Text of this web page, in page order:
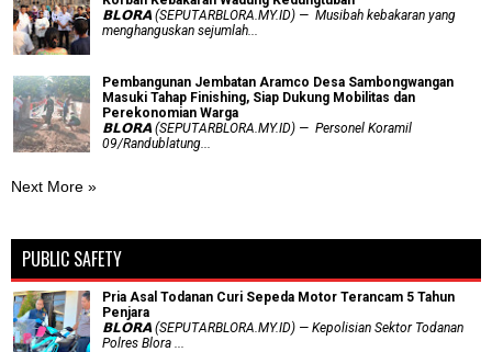
𝗕𝗟𝗢𝗥𝗔 (SEPUTARBLORA.MY.ID) — Musibah kebakaran yang
menghanguskan sejumlah...
Pembangunan Jembatan Aramco Desa Sambongwangan
Masuki Tahap Finishing, Siap Dukung Mobilitas dan
Perekonomian Warga
𝗕𝗟𝗢𝗥𝗔 (SEPUTARBLORA.MY.ID) — Personel Koramil
09/Randublatung...
Next More »
PUBLIC SAFETY
Pria Asal Todanan Curi Sepeda Motor Terancam 5 Tahun
Penjara
𝗕𝗟𝗢𝗥𝗔 (SEPUTARBLORA.MY.ID) — Kepolisian Sektor Todanan
Polres Blora ...